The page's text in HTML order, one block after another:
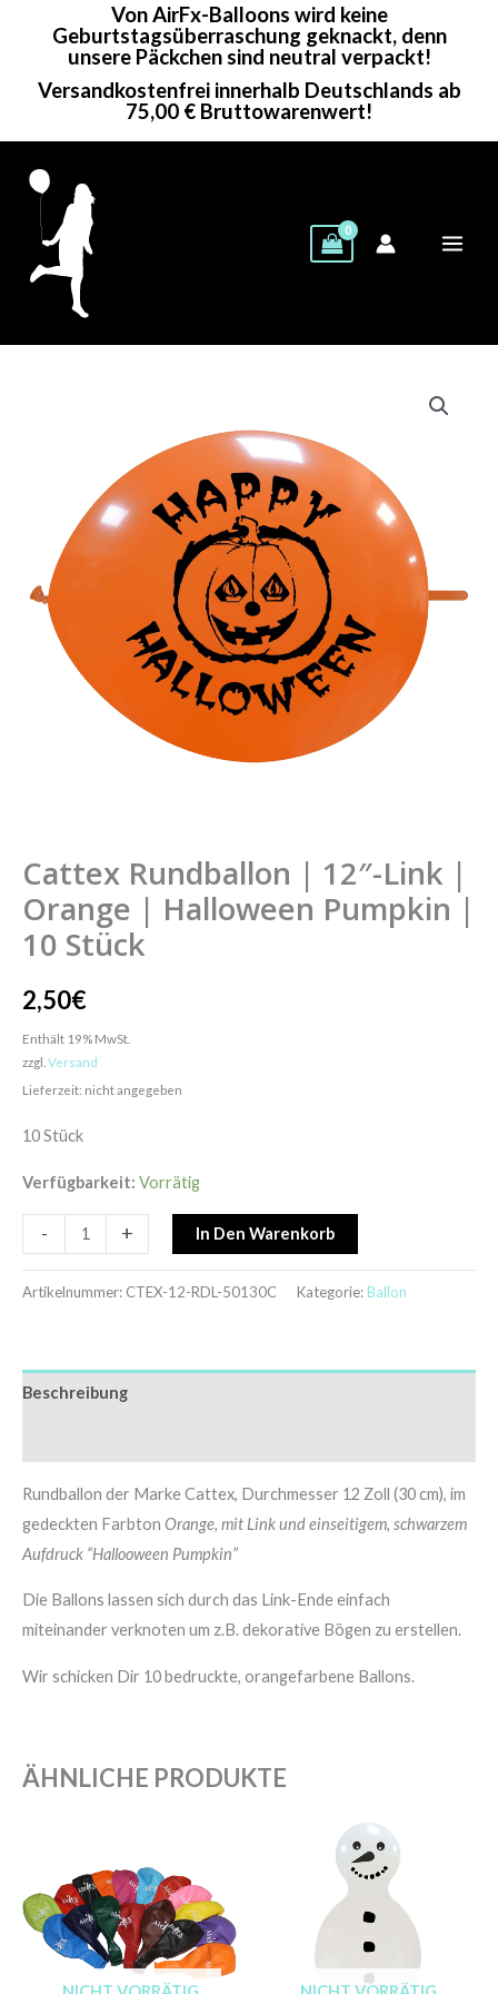
Von AirFx-Balloons wird keine
Geburtstagsüberraschung geknackt, denn
unsere Päckchen sind neutral verpackt!
Versandkostenfrei innerhalb Deutschlands ab
75,00 € Bruttowarenwert!
Cattex Rundballon | 12″-Link |
Orange | Halloween Pumpkin |
10 Stück
2,50€
Enthält 19% MwSt.
zzgl. Versand
Lieferzeit: nicht angegeben
10 Stück
Verfügbarkeit: Vorrätig
-
Orange
Halloween
Pumpkin
+ In Den Warenkorb
Artikelnummer: CTEX-12-RDL-50130C Kategorie: Ballon
Beschreibung
Rundballon der Marke Cattex, Durchmesser 12 Zoll (30 cm), im
gedeckten Farbton Orange, mit Link und einseitigem, schwarzem
Aufdruck “Hallooween Pumpkin”
Die Ballons lassen sich durch das Link-Ende einfach
miteinander verknoten um z.B. dekorative Bögen zu erstellen.
Wir schicken Dir 10 bedruckte, orangefarbene Ballons.
ÄHNLICHE PRODUKTE